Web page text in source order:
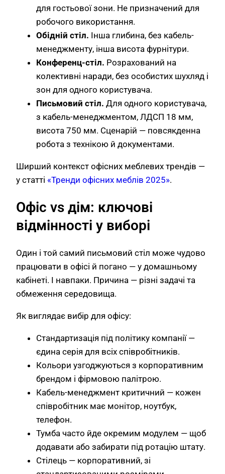
для гостьової зони. Не призначений для
робочого використання.
Обідній стіл. Інша глибина, без кабель-
менеджменту, інша висота фурнітури.
Конференц-стіл. Розрахований на
колективні наради, без особистих шухляд і
зон для одного користувача.
Письмовий стіл. Для одного користувача,
з кабель-менеджментом, ЛДСП 18 мм,
висота 750 мм. Сценарій — повсякденна
робота з технікою й документами.
Ширший контекст офісних меблевих трендів —
у статті «Тренди офісних меблів 2025».
Офіс vs дім: ключові
відмінності у виборі
Один і той самий письмовий стіл може чудово
працювати в офісі й погано — у домашньому
кабінеті. І навпаки. Причина — різні задачі та
обмеження середовища.
Як виглядає вибір для офісу:
Стандартизація під політику компанії —
єдина серія для всіх співробітників.
Кольори узгоджуються з корпоративним
брендом і фірмовою палітрою.
Кабель-менеджмент критичний — кожен
співробітник має монітор, ноутбук,
телефон.
Тумба часто йде окремим модулем — щоб
додавати або забирати під ротацію штату.
Стілець — корпоративний, зі